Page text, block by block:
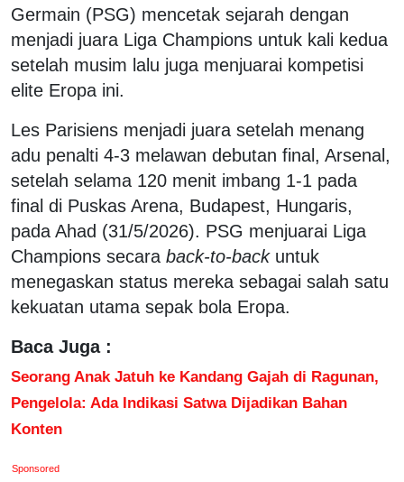
Germain (PSG) mencetak sejarah dengan
menjadi juara Liga Champions untuk kali kedua
setelah musim lalu juga menjuarai kompetisi
elite Eropa ini.
Les Parisiens menjadi juara setelah menang
adu penalti 4-3 melawan debutan final, Arsenal,
setelah selama 120 menit imbang 1-1 pada
final di Puskas Arena, Budapest, Hungaris,
pada Ahad (31/5/2026). PSG menjuarai Liga
Champions secara back-to-backuntuk
menegaskan status mereka sebagai salah satu
kekuatan utama sepak bola Eropa.
Baca Juga :
Seorang Anak Jatuh ke Kandang Gajah di Ragunan,
Pengelola: Ada Indikasi Satwa Dijadikan Bahan
Konten
Sponsored